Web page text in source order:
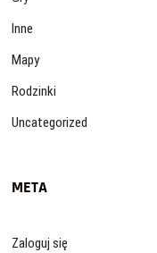
Inne
Mapy
Rodzinki
Uncategorized
META
Zaloguj się